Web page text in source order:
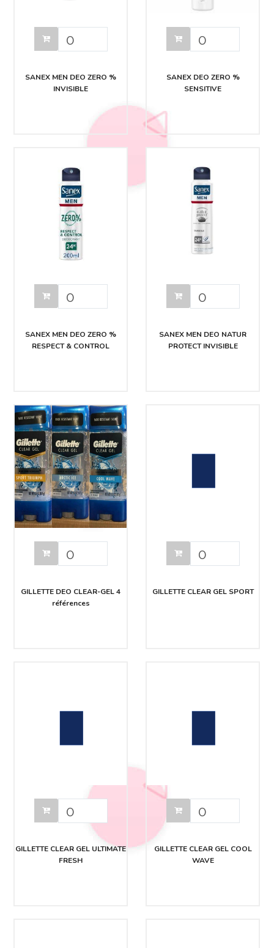
SANEX MEN DEO ZERO %
INVISIBLE
SANEX DEO ZERO %
SENSITIVE
SANEX MEN DEO ZERO %
RESPECT & CONTROL
SANEX MEN DEO NATUR
PROTECT INVISIBLE
GILLETTE DEO CLEAR-GEL 4
références
GILLETTE CLEAR GEL SPORT
GILLETTE CLEAR GEL ULTIMATE
FRESH
GILLETTE CLEAR GEL COOL
WAVE